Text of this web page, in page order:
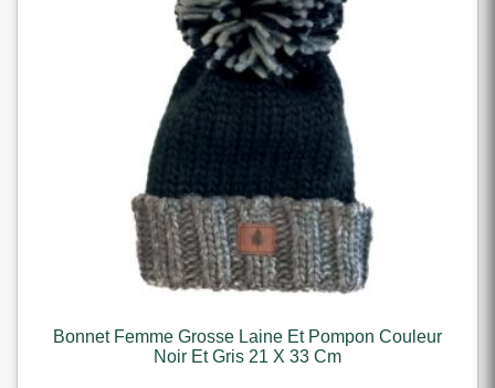
Bonnet Femme Grosse Laine Et Pompon Couleur
Noir Et Gris 21 X 33 Cm